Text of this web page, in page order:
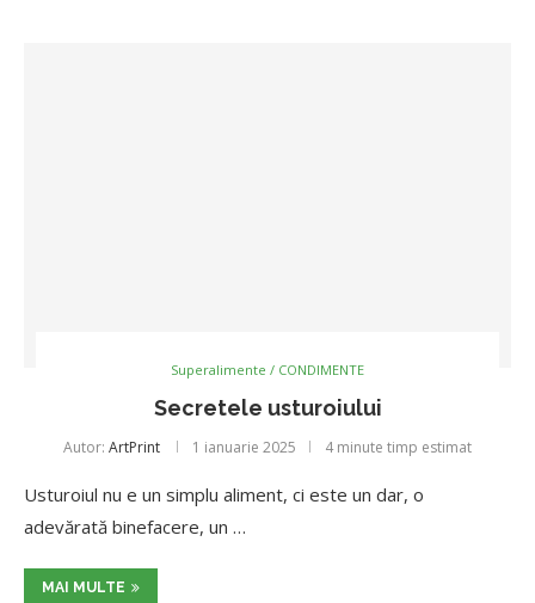
Superalimente / CONDIMENTE
Secretele usturoiului
Autor: ArtPrint 1 ianuarie 2025 4 minute timp estimat
Usturoiul nu e un simplu aliment, ci este un dar, o
adevărată binefacere, un …
MAI MULTE